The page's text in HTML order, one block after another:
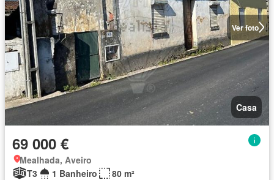
Ver foto
Casa
69 000 €
Mealhada, Aveiro
T3
1 Banheiro
80 m²